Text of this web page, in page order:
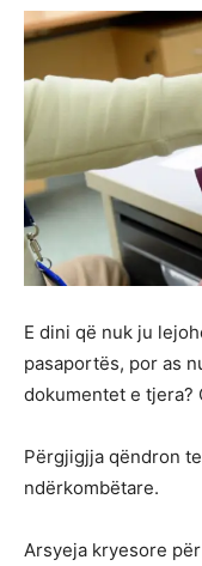
E dini që nuk ju
pasaportës, por as
dokumentet e tjera?
Përgjigjja qëndron
ndërkombëtare.
Arsyeja kryesore